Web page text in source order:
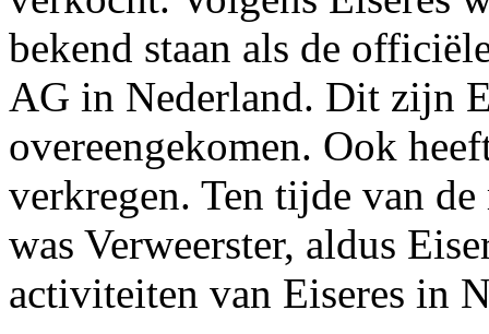
bekend staan als de
AG in Nederland. Dit zijn
overeengekomen. Ook
verkregen. Ten tijde van
was Verweerster, aldus
activiteiten van Eiseres in